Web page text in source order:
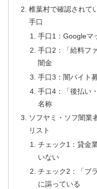
椎葉村で確認されて
手口
手口1：Googleマ
手口2：「給料フ
闇金
手口3：闇バイト
手口4：「後払い
名称
ソフヤミ・ソフ闇業
リスト
チェック1：貸金
いない
チェック2：「ブ
に謳っている